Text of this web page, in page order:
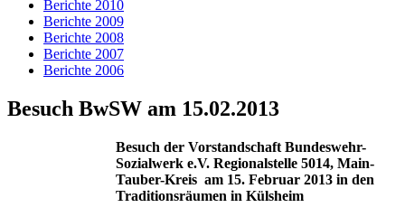
Berichte 2010
Berichte 2009
Berichte 2008
Berichte 2007
Berichte 2006
Besuch BwSW am 15.02.2013
Besuch der Vorstandschaft Bundeswehr-
Sozialwerk e.V. Regionalstelle 5014, Main-
Tauber-Kreis am 15. Februar 2013 in den
Traditionsräumen in Külsheim